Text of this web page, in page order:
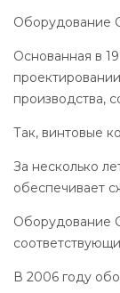
Оборудование
Основанная в
производства,
Так, винтовые
За несколько
обеспечивает
Оборудование
В 2006 году